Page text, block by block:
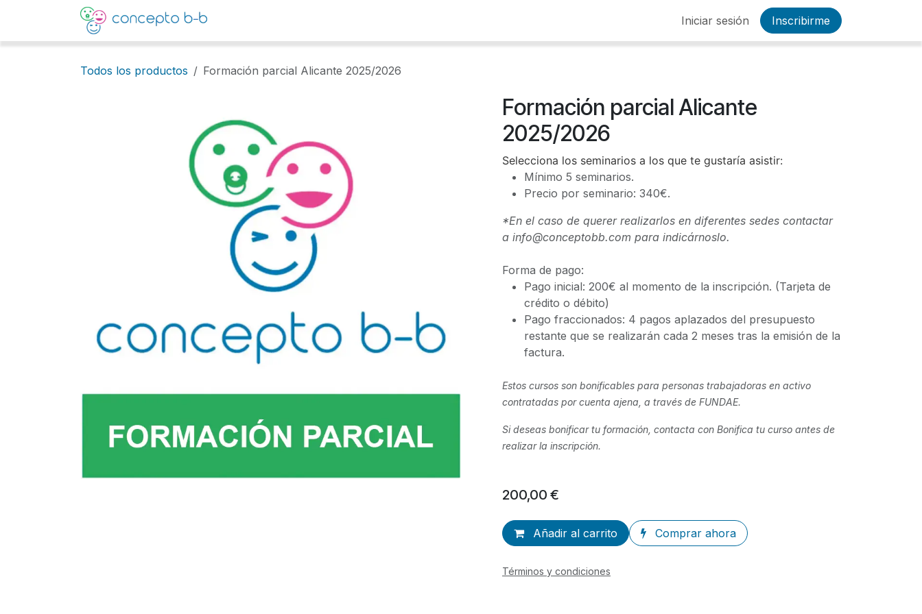
Iniciar sesión Inscribirme
Todos los productos Formación parcial Alicante 2025/2026
Formación parcial Alicante
2025/2026
Selecciona los seminarios a los que te gustaría asistir:
Mínimo 5 seminarios.
Precio por seminario: 340€.
*En el caso de querer realizarlos en diferentes sedes contactar
a info@conceptobb.com para indicárnoslo.
Forma de pago:
Pago inicial: 200€ al momento de la inscripción. (Tarjeta de
crédito o débito)
Pago fraccionados: 4 pagos aplazados del presupuesto
restante que se realizarán cada 2 meses tras la emisión de la
factura.
Estos cursos son bonificables para personas trabajadoras en activo
contratadas por cuenta ajena, a través de FUNDAE.
Si deseas bonificar tu formación, contacta con Bonifica tu curso antes de
realizar la inscripción.
200,00 €
Añadir al carrito Comprar ahora
Términos y condiciones